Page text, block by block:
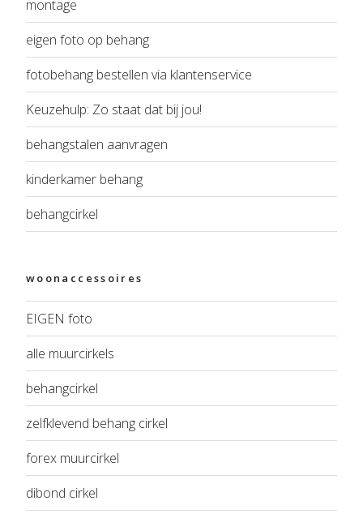
montage
eigen foto op behang
fotobehang bestellen via klantenservice
Keuzehulp: Zo staat dat bij jou!
behangstalen aanvragen
kinderkamer behang
behangcirkel
woonaccessoires
EIGEN foto
alle muurcirkels
behangcirkel
zelfklevend behang cirkel
forex muurcirkel
dibond cirkel